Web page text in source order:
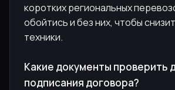
коротких региональных
обойтись и без них, чтобы
техники.
Какие документы проверить
подписания договора?